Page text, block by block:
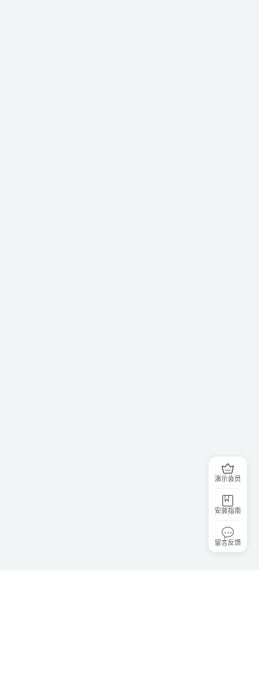
演示会员
安装指南
留言反馈